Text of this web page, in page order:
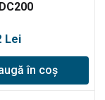
Lei
în coș